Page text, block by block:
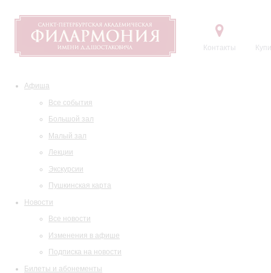
Контакты
Афиша
Все события
Большой зал
Малый зал
Лекции
Экскурсии
Пушкинская карта
Новости
Все новости
Изменения в афише
Подписка на новости
Билеты и абонементы